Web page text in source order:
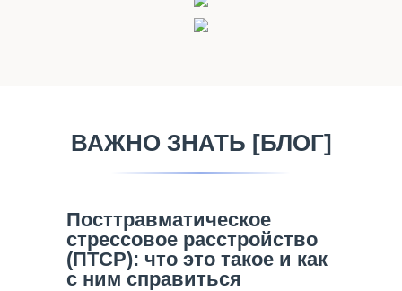
ВАЖНО ЗНАТЬ [БЛОГ]
Посттравматическое
стрессовое расстройство
(ПТСР): что это такое и как
с ним справиться